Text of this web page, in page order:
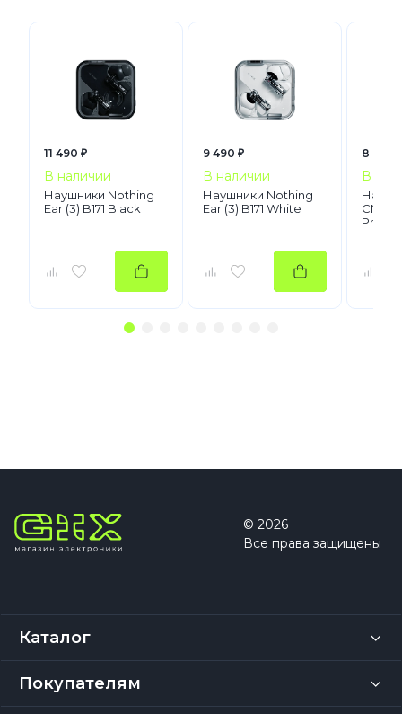
11 490 ₽
В наличии
Наушники Nothing
Ear (3) B171 Black
9 490 ₽
В наличии
Наушники Nothing
Ear (3) B171 White
8 990
В
CMF
Pro
© 2026
Все права защищены
Каталог
Покупателям